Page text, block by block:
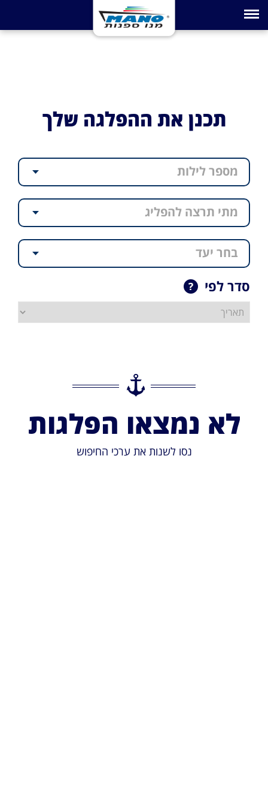
Toggle navigation
תכנן את ההפלגה שלך
מספר לילות
מתי תרצה להפליג
בחר יעד
סדר לפי
לא נמצאו הפלגות
נסו לשנות את ערכי החיפוש